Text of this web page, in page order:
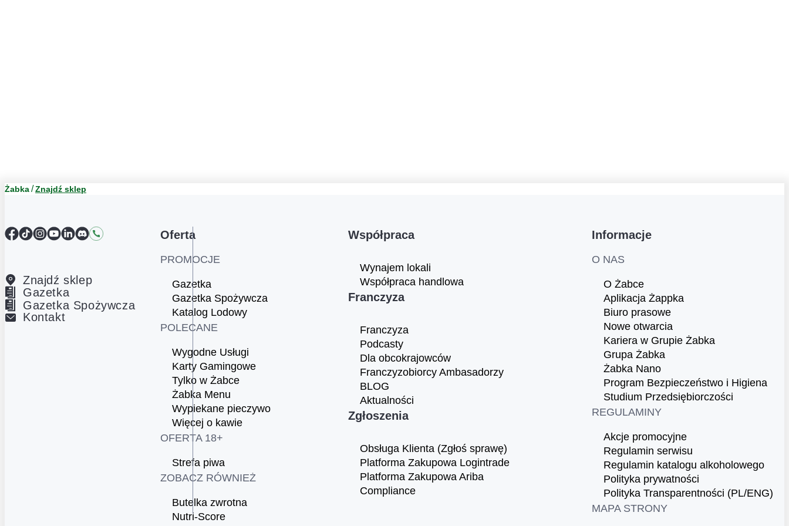
Żabka Znajdź sklep
Facebook
TikTokInstagram
YouTube
LinkedIn
DiscordKontakt
Znajdź sklep
Gazetka
Gazetka Spożywcza
Kontakt
Oferta
PROMOCJE
Gazetka
Gazetka Spożywcza
Katalog Lodowy
POLECANE
Wygodne Usługi
Karty Gamingowe
Tylko w Żabce
Żabka Menu
Wypiekane pieczywo
Więcej o kawie
OFERTA 18+
Strefa piwa
ZOBACZ RÓWNIEŻ
Butelka zwrotna
Nutri-Score
Współpraca
Wynajem lokali
Współpraca handlowa
Franczyza
Franczyza
Podcasty
Dla obcokrajowców
Franczyzobiorcy Ambasadorzy
BLOG
Aktualności
Zgłoszenia
Obsługa Klienta (Zgłoś sprawę)
Platforma Zakupowa Logintrade
Platforma Zakupowa Ariba
Compliance
Informacje
O NAS
O Żabce
Aplikacja Żappka
Biuro prasowe
Nowe otwarcia
Kariera w Grupie Żabka
Grupa Żabka
Żabka Nano
Program Bezpieczeństwo i Higiena
Studium Przedsiębiorczości
REGULAMINY
Akcje promocyjne
Regulamin serwisu
Regulamin katalogu alkoholowego
Polityka prywatności
Polityka Transparentności (PL/ENG)
MAPA STRONY